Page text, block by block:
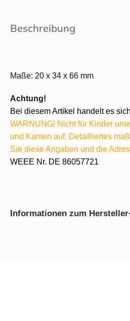
Beschreibung
Maße: 20 x 34 x 66 mm
Achtung!
Bei diesem Artikel handelt es
WARNUNG! Nicht für Kinder
und Kanten auf. Detailliertes
Sie diese Angaben und die
WEEE Nr. DE 86057721
Informationen zum Hersteller